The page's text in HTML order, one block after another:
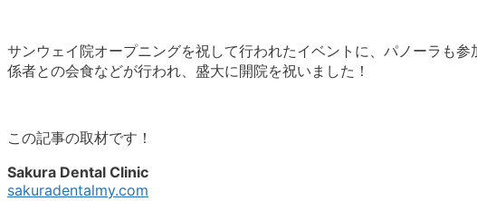
サンウェイ院オープニングを祝して行われたイベントに、パノーラも
係者との会食などが行われ、盛大に開院を祝いました！
この記事の取材です！
Sakura Dental Clinic
sakuradentalmy.com